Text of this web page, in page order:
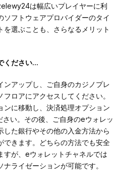
は幅広いプレイヤーに利
ソフトウェアプロバイダーのタイ
を選ぶことも、さらなるメリット
ください...
ンアップし、ご自身のカジノプレ
ロアにアクセスしてください。
ンに移動し、決済処理オプション
い。その後、ご自身のeウォレッ
した銀行やその他の入金方法から
できます。どちらの方法でも安全
すが、eウォレットチャネルでは
ライゼーションが可能です。